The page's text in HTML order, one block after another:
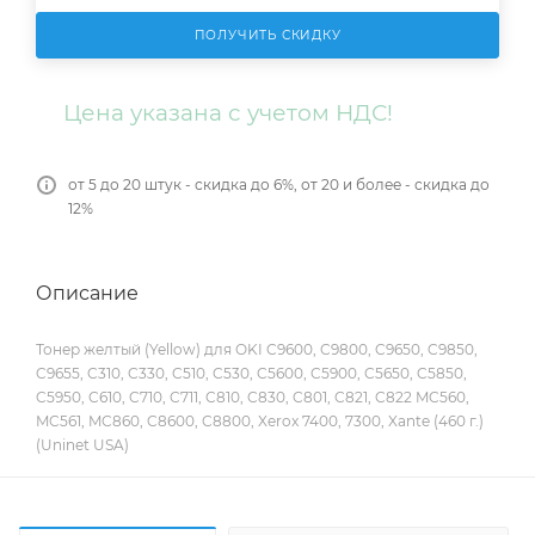
ПОЛУЧИТЬ СКИДКУ
Цена указана с учетом НДС!
от 5 до 20 штук - скидка до 6%, от 20 и более - скидка до
12%
Описание
Тонер желтый (Yellow) для OKI C9600, C9800, C9650, C9850,
C9655, C310, C330, C510, C530, C5600, C5900, C5650, C5850,
C5950, C610, C710, C711, C810, C830, C801, C821, C822 MC560,
MC561, MC860, C8600, C8800, Xerox 7400, 7300, Xante (460 г.)
(Uninet USA)